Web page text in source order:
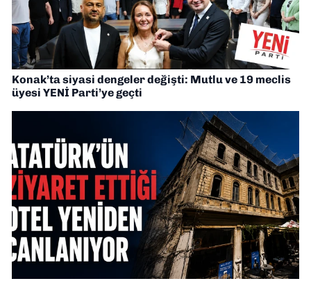
Konak’ta siyasi dengeler değişti: Mutlu ve 19 meclis
üyesi YENİ Parti’ye geçti